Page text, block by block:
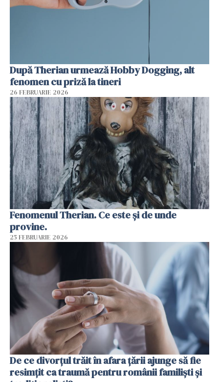
După Therian urmează Hobby Dogging, alt
fenomen cu priză la tineri
26 FEBRUARIE 2026
Fenomenul Therian. Ce este și de unde
provine.
25 FEBRUARIE 2026
De ce divorțul trăit în afara țării ajunge să fie
resimțit ca traumă pentru românii familiști și